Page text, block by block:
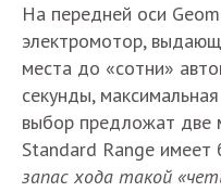
На передней оси
электромотор,
места до «сотни»
секунды,
выбор предложат две
Standard Range
запас хода такой